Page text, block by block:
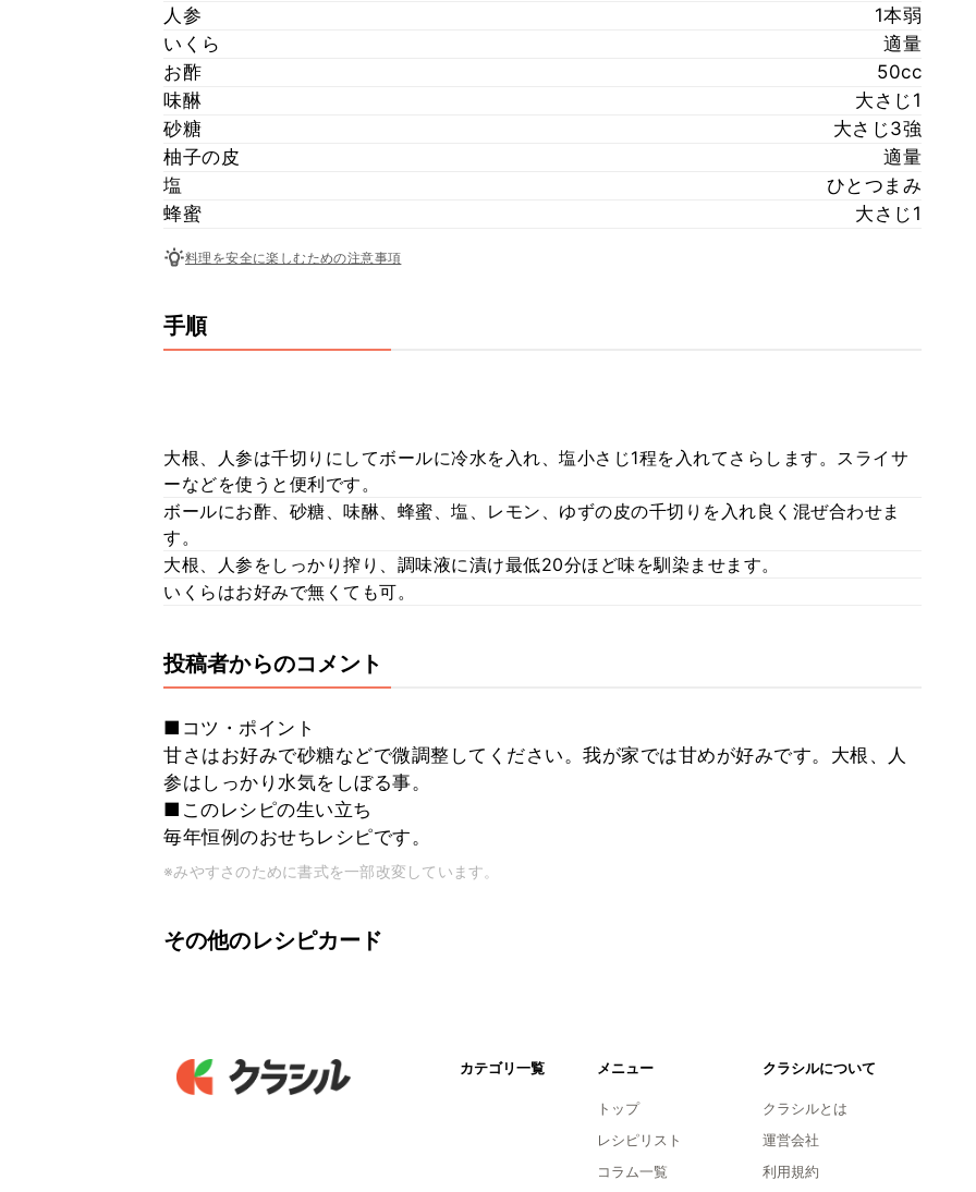
人参
1本弱
いくら
適量
お酢
50cc
味醂
大さじ1
砂糖
大さじ3強
柚子の皮
適量
塩
ひとつまみ
蜂蜜
大さじ1
料理を安全に楽しむための注意事項
手順
大根、人参は千切りにしてボールに冷水を入れ、塩小さじ1程を入れてさらします。スライサ
ーなどを使うと便利です。
ボールにお酢、砂糖、味醂、蜂蜜、塩、レモン、ゆずの皮の千切りを入れ良く混ぜ合わせま
す。
大根、人参をしっかり搾り、調味液に漬け最低20分ほど味を馴染ませます。
いくらはお好みで無くても可。
投稿者からのコメント
■コツ・ポイント
甘さはお好みで砂糖などで微調整してください。我が家では甘めが好みです。大根、人
参はしっかり水気をしぼる事。
■このレシピの生い立ち
毎年恒例のおせちレシピです。
※みやすさのために書式を一部改変しています。
その他のレシピカード
カテゴリ一覧 メニュー
トップ
レシピリスト
コラム一覧
クラシルについて
クラシルとは
運営会社
利用規約